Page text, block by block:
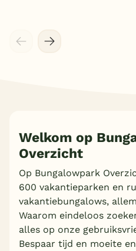
Welkom op
Overzicht
Op Bungalowpark
600 vakantieparken en
vakantiebungalows,
Waarom eindeloos
alles op onze
Bespaar tijd en moeite